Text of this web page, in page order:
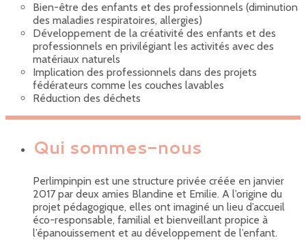
Bien-être des enfants et des professionnels (diminution
des maladies respiratoires, allergies)
Développement de la créativité des enfants et des
professionnels en privilégiant les activités avec des
matériaux naturels
Implication des professionnels dans des projets
fédérateurs comme les couches lavables
Réduction des déchets
Qui sommes-nous
Perlimpinpin est une structure privée créée en janvier
2017 par deux amies Blandine et Emilie. A l’origine du
projet pédagogique, elles ont imaginé un lieu d’accueil
éco-responsable, familial et bienveillant propice à
l’épanouissement et au développement de l’enfant.